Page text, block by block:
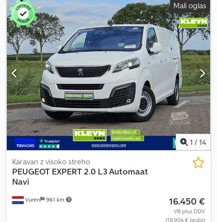
menjalnik 2-sedežni Csdpfx Adeydb N Heperf Furgon Vlečna
kljuka Drsna vrata na desni strani
Mali oglas
1 / 14
Vuren 961 km
Karavan z visoko streho
PEUGEOT EXPERT 2.0 L3 Automaat
Navi
16.450 €
VB plus DDV
(19.904 € bruto)